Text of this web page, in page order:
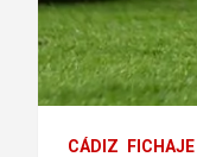
CÁDIZ FICHAJE